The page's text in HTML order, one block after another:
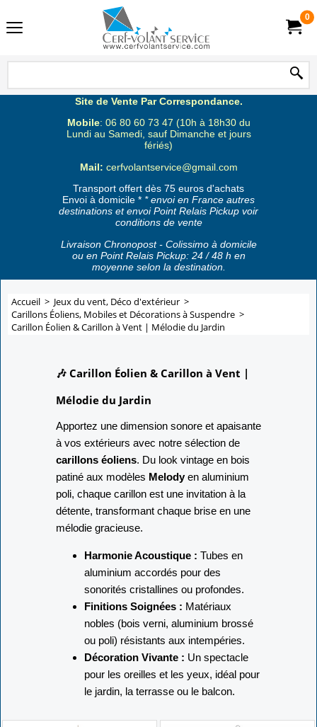
0
Site de Vente Par Correspondance.
Mobile: 06 80 60 73 47 (10h à 18h30 du
Lundi au Samedi, sauf Dimanche et jours
fériés)
Mail: cerfvolantservice@gmail.com
Transport offert dès 75 euros d'achats
Envoi à domicile * * envoi en France autres
destinations et envoi Point Relais Pickup voir
conditions de vente
Livraison Chronopost - Colissimo à domicile
ou en Point Relais Pickup: 24 / 48 h en
moyenne selon la destination.
Accueil > Jeux du vent, Déco d'extérieur >
Carillons Éoliens, Mobiles et Décorations à Suspendre >
Carillon Éolien & Carillon à Vent | Mélodie du Jardin
🎶 Carillon Éolien & Carillon à Vent |
Mélodie du Jardin
Apportez une dimension sonore et apaisante
à vos extérieurs avec notre sélection de
carillons éoliens. Du look vintage en bois
patiné aux modèles Melodyen aluminium
poli, chaque carillon est une invitation à la
détente, transformant chaque brise en une
mélodie gracieuse.
Harmonie Acoustique : Tubes en
aluminium accordés pour des
sonorités cristallines ou profondes.
Finitions Soignées : Matériaux
nobles (bois verni, aluminium brossé
ou poli) résistants aux intempéries.
Décoration Vivante : Un spectacle
pour les oreilles et les yeux, idéal pour
le jardin, la terrasse ou le balcon.